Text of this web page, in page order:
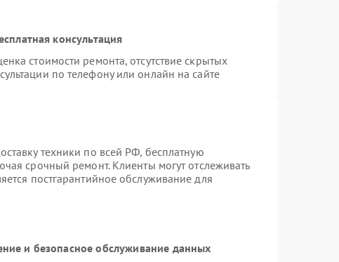
консультация
стоимости ремонта, отсутствие скрытых
по телефону или онлайн на сайте
техники по всей РФ, бесплатную
срочный ремонт. Клиенты могут отслеживать
постгарантийное обслуживание для
и безопасное обслуживание данных